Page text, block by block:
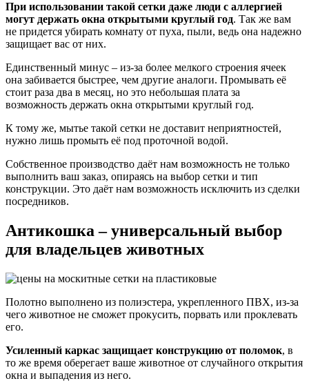
При использовании такой сетки даже люди с аллергией
могут держать окна открытыми круглый год. Так же вам
не придется убирать комнату от пуха, пыли, ведь она надежно
защищает вас от них.
Единственный минус – из-за более мелкого строения ячеек
она забивается быстрее, чем другие аналоги. Промывать её
стоит раза два в месяц, но это небольшая плата за
возможность держать окна открытыми круглый год.
К тому же, мытье такой сетки не доставит неприятностей,
нужно лишь промыть её под проточной водой.
Собственное производство даёт нам возможность не только
выполнить ваш заказ, опираясь на выбор сетки и тип
конструкции. Это даёт нам возможность исключить из сделки
посредников.
Антикошка – универсальный выбор
для владельцев животных
Полотно выполнено из полиэстера, укрепленного ПВХ, из-за
чего животное не сможет прокусить, порвать или проклевать
его.
Усиленный каркас защищает конструкцию от поломок, в
то же время оберегает ваше животное от случайного открытия
окна и выпадения из него.